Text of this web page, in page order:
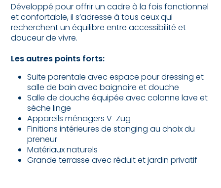
Développé pour offrir un cadre à la fois fonctionnel
et confortable, il s’adresse à tous ceux qui
recherchent un équilibre entre accessibilité et
douceur de vivre.
Les autres points forts:
Suite parentale avec espace pour dressing et
salle de bain avec baignoire et douche
Salle de douche équipée avec colonne lave et
sèche linge
Appareils ménagers V-Zug
Finitions intérieures de stanging au choix du
preneur
Matériaux naturels
Grande terrasse avec réduit et jardin privatif